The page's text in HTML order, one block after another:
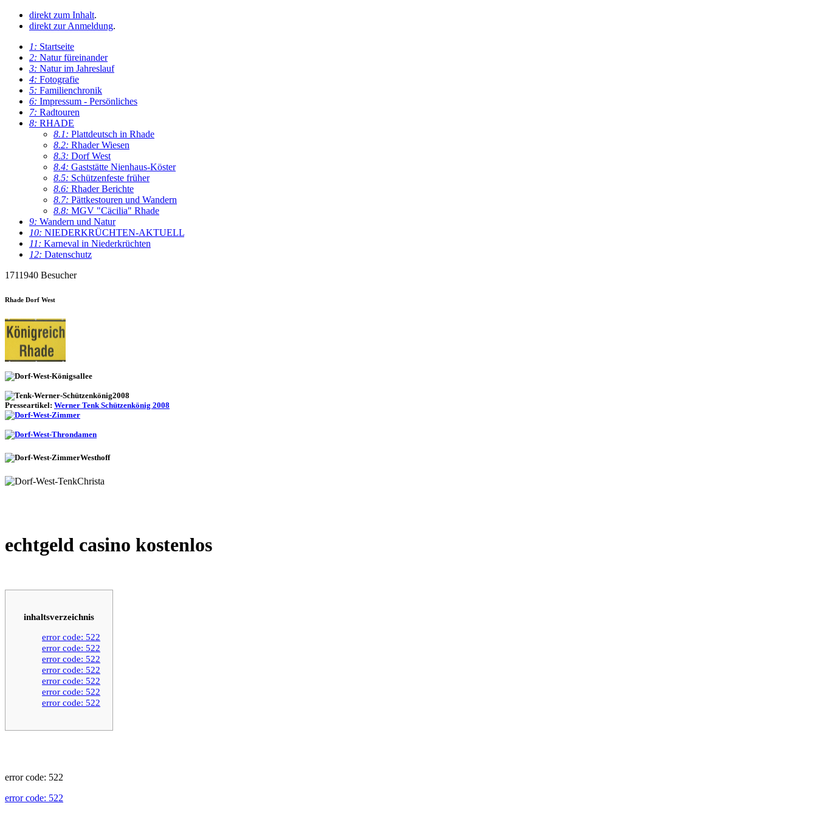
direkt zum Inhalt.
direkt zur Anmeldung.
1: Startseite
2: Natur füreinander
3: Natur im Jahreslauf
4: Fotografie
5: Familienchronik
6: Impressum - Persönliches
7: Radtouren
8: RHADE
8.1: Plattdeutsch in Rhade
8.2: Rhader Wiesen
8.3: Dorf West
8.4: Gaststätte Nienhaus-Köster
8.5: Schützenfeste früher
8.6: Rhader Berichte
8.7: Pättkestouren und Wandern
8.8: MGV "Cäcilia" Rhade
9: Wandern und Natur
10: NIEDERKRÜCHTEN-AKTUELL
11: Karneval in Niederkrüchten
12: Datenschutz
1711940 Besucher
Rhade Dorf West
Presseartikel: Werner Tenk Schützenkönig 2008
echtgeld casino kostenlos
inhaltsverzeichnis
error code: 522
error code: 522
error code: 522
error code: 522
error code: 522
error code: 522
error code: 522
error code: 522
error code: 522